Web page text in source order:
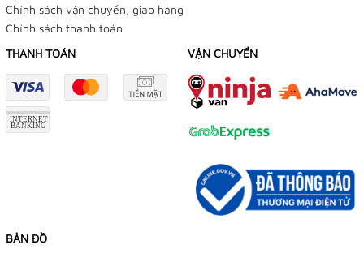
Chính sách vận chuyển, giao hàng
Chính sách thanh toán
THANH TOÁN
VẬN CHUYỂN
BẢN ĐỒ